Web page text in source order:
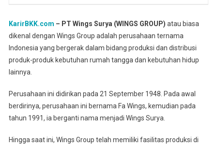
KarirBKK.com – PT Wings Surya (WINGS GROUP) atau biasa
dikenal dengan Wings Group adalah perusahaan ternama
Indonesia yang bergerak dalam bidang produksi dan distribusi
produk-produk kebutuhan rumah tangga dan kebutuhan hidup
lainnya.
Perusahaan ini didirikan pada 21 September 1948. Pada awal
berdirinya, perusahaan ini bernama Fa Wings, kemudian pada
tahun 1991, ia berganti nama menjadi Wings Surya.
Hingga saat ini, Wings Group telah memiliki fasilitas produksi di